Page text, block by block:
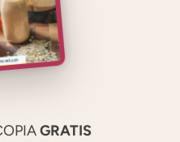
GRATIS